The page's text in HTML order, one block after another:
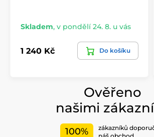
Skladem, v pondělí 24. 8. u vás
1 240 Kč Do košíku
Ověřeno
našimi
100%
zákazníků